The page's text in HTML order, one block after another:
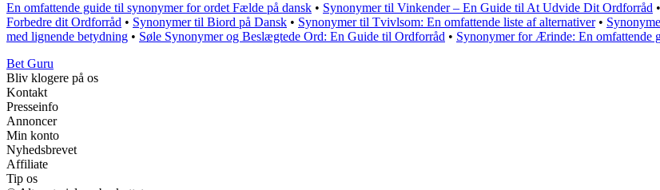
En omfattende guide til synonymer for ordet Fælde på dansk • Synonymer til Vinkender – En Guide til At Udvide Dit Ordforråd •
Forbedre dit Ordforråd • Synonymer til Biord på Dansk • Synonymer til Tvivlsom: En omfattende liste af alternativer•
med lignende betydning • Søle Synonymer og Beslægtede Ord: En Guide til Ordforråd • Synonymer for Ærinde: En omfattende
Bet Guru
Bliv klogere på os
Kontakt
Presseinfo
Annoncer
Min konto
Nyhedsbrevet
Affiliate
Tip os